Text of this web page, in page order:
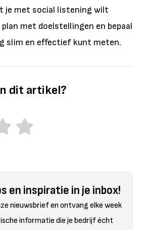
je met social listening wilt
plan met doelstellingen en bepaal
slim en effectief kunt meten.
dit artikel?
en inspiratie in je inbox!
nieuwsbrief en ontvang elke week
informatie die je bedrijf écht